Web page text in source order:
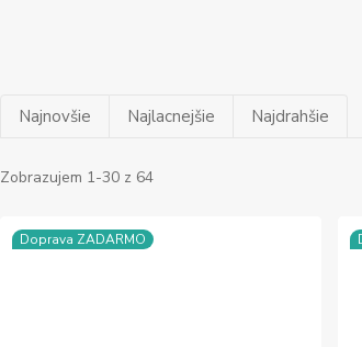
Najnovšie Najlacnejšie Najdrahšie
Zobrazujem 1-30 z 64
Doprava ZADARMO